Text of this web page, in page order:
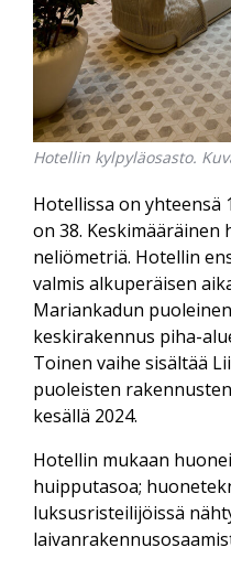
Hotellin kylpyläosasto.
Hotellissa on yhteensä
on 38. Keskimääräinen
neliömetriä. Hotellin
valmis alkuperäisen
Mariankadun
keskirakennus piha-
Toinen vaihe sisältää
puoleisten
kesällä 2024.
Hotellin mukaan
huipputasoa;
luksusristeilijöissä